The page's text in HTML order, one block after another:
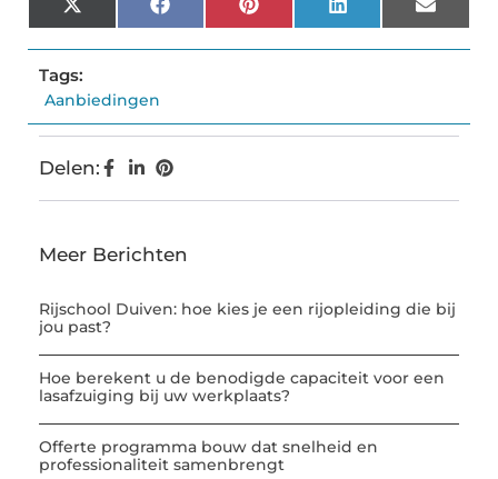
X
(Twitter)
FacebookPinterestLinkedInEmail
Tags:
Aanbiedingen
Delen:
Meer Berichten
Rijschool Duiven: hoe kies je een rijopleiding die bij
jou past?
Hoe berekent u de benodigde capaciteit voor een
lasafzuiging bij uw werkplaats?
Offerte programma bouw dat snelheid en
professionaliteit samenbrengt